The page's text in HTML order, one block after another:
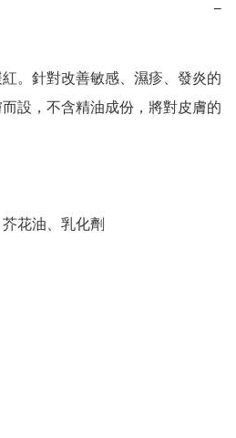
−
。針對改善敏感、濕疹、發炎的
設，不含精油成份，將對皮膚的
花油、乳化劑